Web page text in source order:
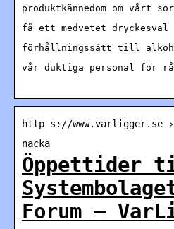
produktkännedom om vårt
få ett medvetet dryckesval
förhållningssätt till
vår duktiga personal för
http s://www.varligger.se
nacka
Öppettider
Forum –